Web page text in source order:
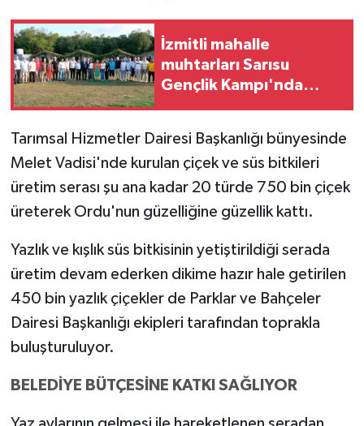
İzmitli mahalle
muhtarları Sarısu
Gençlik Kampı'nda
Tarımsal Hizmetler Dairesi Başkanlığı bünyesinde
Melet Vadisi'nde kurulan çiçek ve süs bitkileri
üretim serası şu ana kadar 20 türde 750 bin çiçek
üreterek Ordu'nun güzelliğine güzellik kattı.
Yazlık ve kışlık süs bitkisinin yetiştirildiği serada
üretim devam ederken dikime hazır hale getirilen
450 bin yazlık çiçekler de Parklar ve Bahçeler
Dairesi Başkanlığı ekipleri tarafından toprakla
buluşturuluyor.
BELEDİYE BÜTÇESİNE KATKI SAĞLIYOR